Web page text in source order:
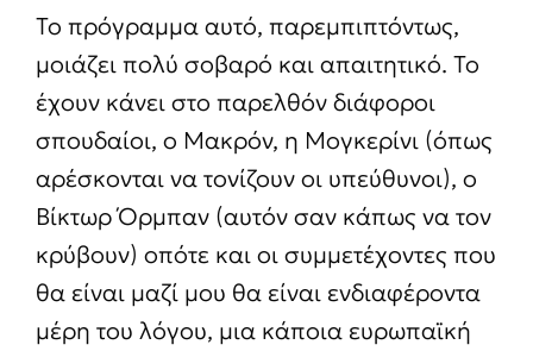
Το πρόγραμμα αυτό, παρεμπιπτόντως,
μοιάζει πολύ σοβαρό και απαιτητικό. Το
έχουν κάνει στο παρελθόν διάφοροι
σπουδαίοι, ο Μακρόν, η Μογκερίνι (όπως
αρέσκονται να τονίζουν οι υπεύθυνοι), ο
Βίκτωρ Όρμπαν (αυτόν σαν κάπως να τον
κρύβουν) οπότε και οι συμμετέχοντες που
θα είναι μαζί μου θα είναι ενδιαφέροντα
μέρη του λόγου, μια κάποια ευρωπαϊκή